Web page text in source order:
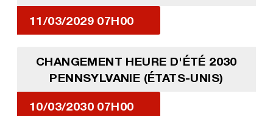
11/03/2029 07H00
CHANGEMENT HEURE D'ÉTÉ 2030
PENNSYLVANIE (ÉTATS-UNIS)
10/03/2030 07H00